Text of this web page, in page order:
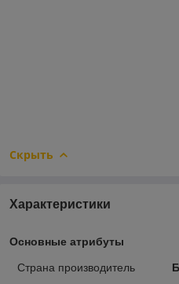
Скрыть
Характеристики
Основные атрибуты
Страна производитель